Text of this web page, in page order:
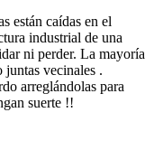
están caídas en el
industrial de una
ni perder. La mayoría
juntas vecinales .
arreglándolas para
suerte !!